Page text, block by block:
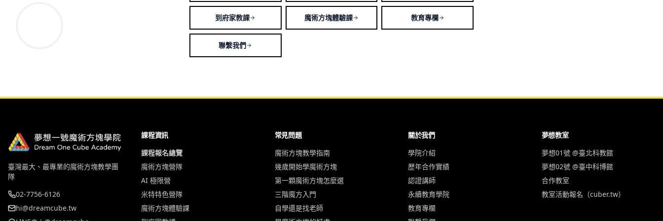
到府家教課 魔術方塊體驗課 教育專欄
聯繫我們
臺灣最大、最專業的魔術方塊教學團
隊
02-7756-6126
hi@dreamcube.tw
課程資訊
課程報名總覽
魔術方塊營隊
AI 極限營
米特特色營隊
魔術方塊體驗課
常見問題
魔術方塊教學指南
幾歲開始學魔術方塊
第一顆魔術方塊怎麼選
三階魔方入門
自學還是找老師
關於我們
學院介紹
歷年合作實績
認證講師
永續教育學院
教育專欄
夢想教室
夢想01號 @臺北科教館
夢想02號 @臺中科博館
合作教室
教室活動報名（cuber.tw）